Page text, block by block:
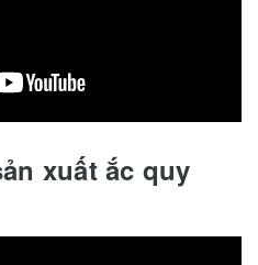
xuất ắc quy